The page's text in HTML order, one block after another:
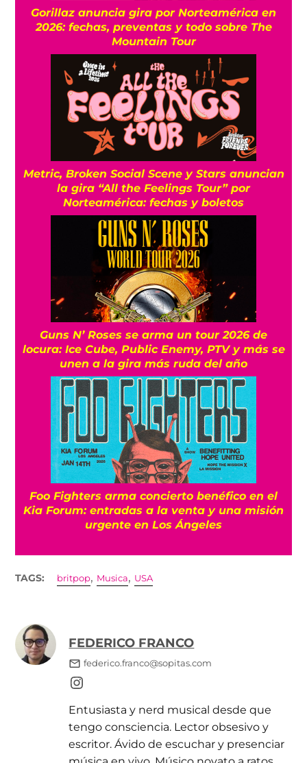
Gorillaz anuncia gira por Norteamérica en
2026: fechas, preventas y todo sobre The
Mountain Tour
Metric, Broken Social Scene y Stars anuncian
la gira “All the Feelings Tour” por
Norteamérica: fechas y boletos
Guns N’ Roses se arma un tour 2026 de
locura: Ice Cube, Public Enemy, PTV y más se
unen a la gira más ruda del año
Foo Fighters arma concierto benéfico en el
Kia Forum: entradas a la venta y una misión
urgente en Los Ángeles
TAGS: britpop, Musica, USA
FEDERICO FRANCO
federico.franco@sopitas.com
Entusiasta y nerd musical desde que
tengo consciencia. Lector obsesivo y
escritor. Ávido de escuchar y presenciar